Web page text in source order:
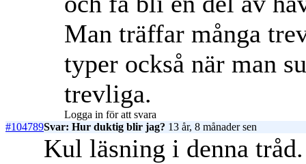
Man träffar många
typer också när man
trevliga.
Logga in för att svara
#104789Svar: Hur duktig blir jag? 13 år, 8 månader sen
Kul läsning i denna